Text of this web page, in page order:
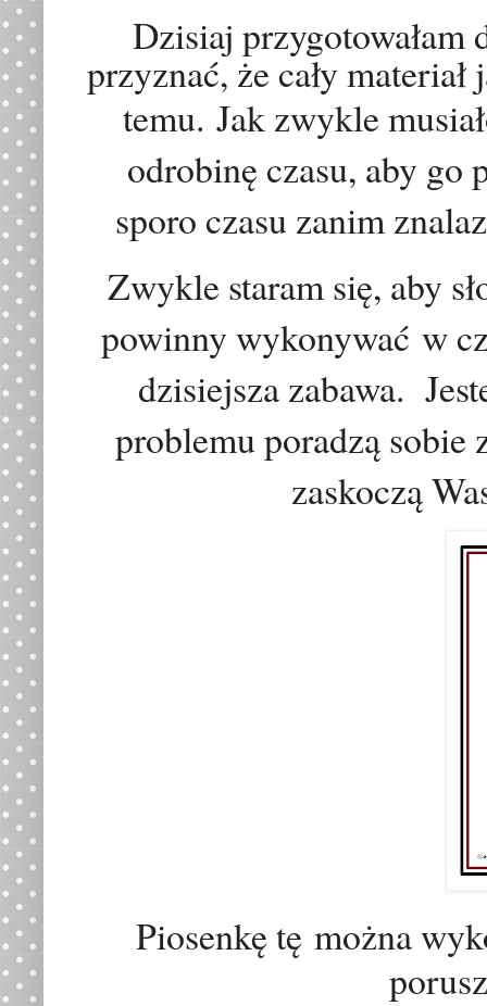
Dzisiaj przygotowałam
przyznać, że cały
temu. Jak zwykle
odrobinę czasu, aby go
sporo czasu zanim
Zwykle staram się, aby
powinny wykonywać w
dzisiejsza zabawa.
problemu poradzą sobie
zaskoczą
Piosenkę tęmożna